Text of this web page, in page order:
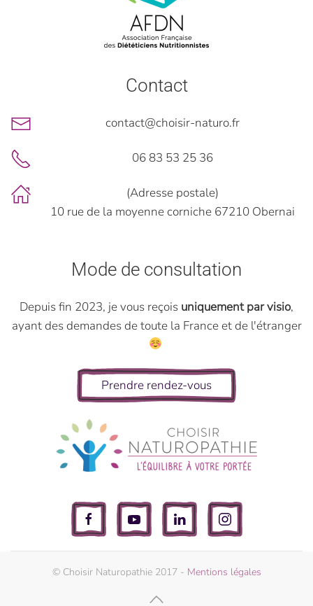
Contact
contact@choisir-naturo.fr
06 83 53 25 36
(Adresse postale)
10 rue de la moyenne corniche 67210 Obernai
Mode de consultation
Depuis fin 2023, je vous reçois uniquement par visio,
ayant des demandes de toute la France et de l'étranger
Prendre rendez-vous
© Choisir Naturopathie 2017 - Mentions légales